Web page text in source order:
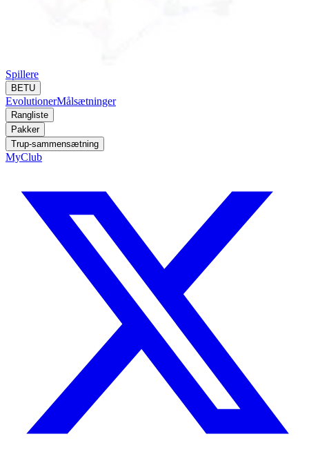
Spillere
BETU
EvolutionerMålsætninger
Rangliste
Pakker
Trup-sammensætning
MyClub